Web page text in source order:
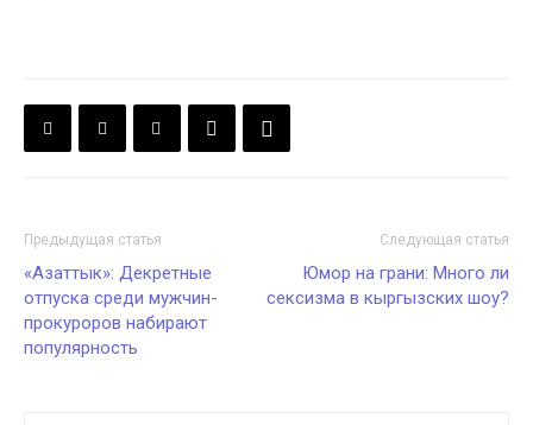
Предыдущая статья
«Азаттык»: Декретные
отпуска среди мужчин-
прокуроров набирают
популярность
Следующая статья
Юмор на грани: Много ли
сексизма в кыргызских шоу?